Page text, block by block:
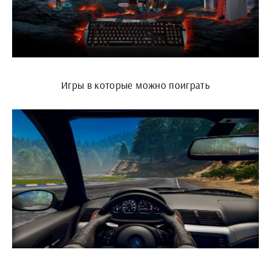
Игры в которые можно поиграть